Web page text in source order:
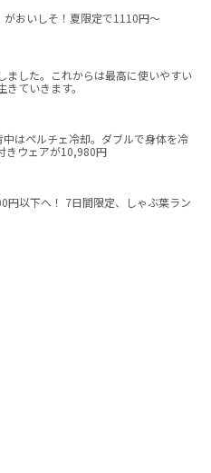
がおいしそ！夏限定で1110円～
ました。これからは最高に使いやすい
きていきます。
はペルチェ冷却。ダブルで身体を冷
きウェアが10,980円
円以下へ！ 7日間限定、しゃぶ葉ラン